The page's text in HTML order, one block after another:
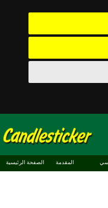
الصفحة الرئيسية المقدمة